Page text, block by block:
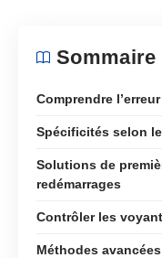
Sommaire
Comprendre
Spécificités selon
Solutions de
redémarrages
Contrôler les
Méthodes